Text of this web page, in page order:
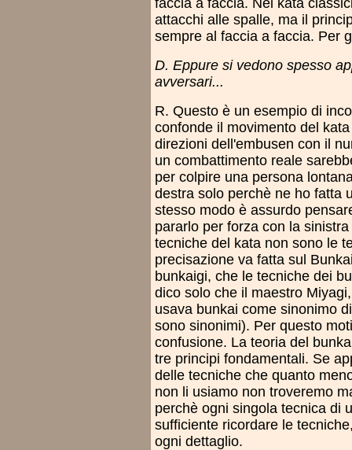
faccia a faccia. Nei kata
attacchi alle spalle, ma il
sempre al faccia a faccia. Per
D. Eppure si vedono spesso
avversari...
R. Questo è un esempio di
confonde il movimento del
direzioni dell'embusen con il
un combattimento reale
per colpire una persona
destra solo perchè ne ho fatta
stesso modo è assurdo
pararlo per forza con la
tecniche del kata non sono le
precisazione va fatta sul
bunkaigi, che le tecniche dei
dico solo che il maestro
usava bunkai come sinonimo
sono sinonimi). Per questo
confusione. La teoria del
tre principi fondamentali. Se
delle tecniche che quanto
non li usiamo non troveremo
perchè ogni singola tecnica di
sufficiente ricordare le
ogni dettaglio.